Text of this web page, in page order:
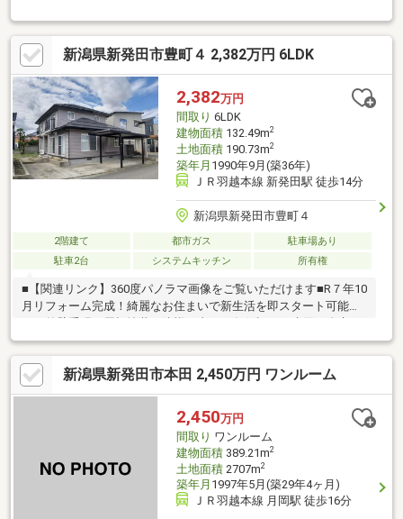
ションまたは作業場としての利用がオススメ●交通 ☆新発田
駅 徒歩8分 ☆駅前通（バス停） 徒歩8分●周辺環境 ☆イオ
ン新発田店 車7分 ☆かんだストアー 車4分 ☆新潟県立新発
田病院 車3分●備考※現況渡し
新潟県新発田市豊町４ 2,382万円 6LDK
2,382万円
間取り 6LDK
建物面積132.49m2
土地面積190.73m2
築年月 1990年9月(築36年)
ＪＲ羽越本線 新発田駅 徒歩14分
新潟県新発田市豊町４
2階建て 都市ガス
駐車場あり
駐車2台
システムキッチン 所有権
■【関連リンク】360度パノラマ画像をご覧いただけます■R７年10
月リフォーム完成！綺麗なお住まいで新生活を即スタート可能で
す・外壁重張・屋根塗装・防蟻工事（10年保証）・水回り全交
換・1、2F床張替・畳入替・1、2Fクロス貼替■ゆとりの広さと豊
富な部屋数：延床約40坪の稀少な6LDK！2世帯同居やテレワー
ク、趣味の部屋も余裕で叶う大容量の間取り。■利便性も確保：
カースペース2台分を確保。JR新発田駅までは徒歩14分と、毎日
の通勤・通学もスムーズです。■ミサワホームが設計・施工し、
構造を熟知しているからこそ安心。さらに厳しい基準をクリアし
た「スムストック」認定物件です。
新潟県新発田市本田 2,450万円 ワンルーム
2,450万円
間取り ワンルーム
建物面積389.21m2
土地面積2707m2
築年月 1997年5月(築29年4ヶ月)
ＪＲ羽越本線 月岡駅 徒歩16分